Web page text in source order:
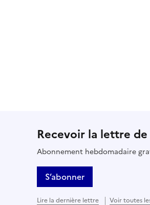
Recevoir la lettre
Abonnement hebdomadaire
S’abonner
Lire la dernière lettre Voir toutes